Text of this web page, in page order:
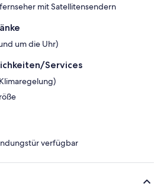
mit Satellitensendern
um die Uhr)
Services
verfügbar